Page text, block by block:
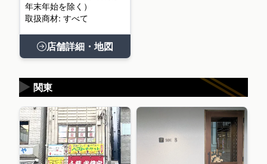
年末年始を除く）
取扱商材: すべて
店舗詳細・地図
関東
▶